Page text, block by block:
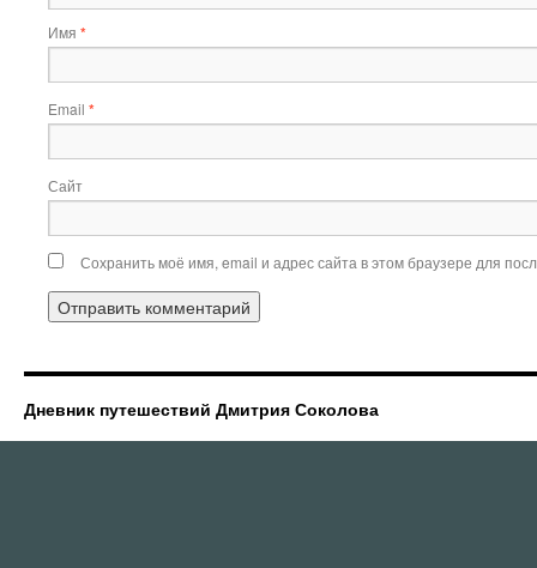
Имя *
Email *
Сайт
Сохранить моё имя, email и адрес сайта в этом браузере для
Дневник путешествий Дмитрия Соколова